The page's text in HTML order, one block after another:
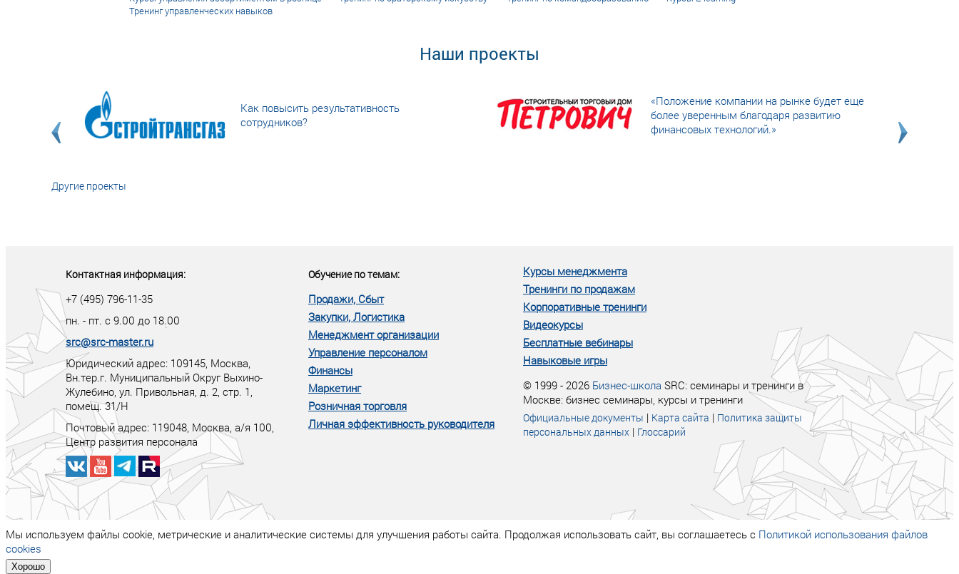
Тренинг управленческих навыков
Наши проекты
Как повысить результативность
сотрудников?
«Положение компании на рынке будет еще
более уверенным благодаря развитию
финансовых технологий.»
Другие проекты
Контактная информация:
+7 (495) 796-11-35
пн. - пт. с 9.00 до 18.00
src@src-master.ru
Юридический адрес: 109145, Москва,
Вн.тер.г. Муниципальный Округ Выхино-
Жулебино, ул. Привольная, д. 2, стр. 1,
помещ. 31/Н
Почтовый адрес: 119048, Москва, а/я 100,
Центр развития персонала
Обучение по темам:
Продажи, Сбыт
Закупки, Логистика
Менеджмент организации
Управление персоналом
Финансы
Маркетинг
Розничная торговля
Личная эффективность руководителя
Курсы менеджмента
Тренинги по продажам
Корпоративные тренинги
Видеокурсы
Бесплатные вебинары
Навыковые игры
© 1999 - 2026 Бизнес-школа SRC: семинары и тренинги в
Москве: бизнес семинары, курсы и тренинги
Официальные документы | Карта сайта | Политика защиты
персональных данных | Глоссарий
Мы используем файлы cookie, метрические и аналитические системы для улучшения работы сайта. Продолжая использовать сайт, вы соглашаетесь с Политикой использования файлов
cookies
Хорошо